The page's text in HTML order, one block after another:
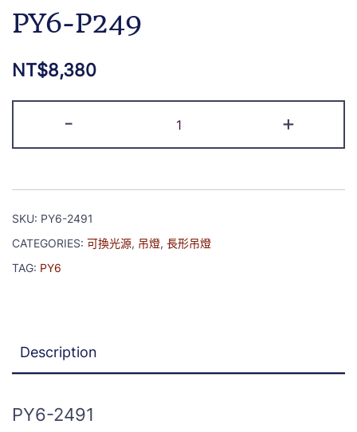
PY6-P249
NT$8,380
- +
SKU: PY6-2491
CATEGORIES: 可換光源, 吊燈, 長形吊燈
TAG: PY6
Description
PY6-2491